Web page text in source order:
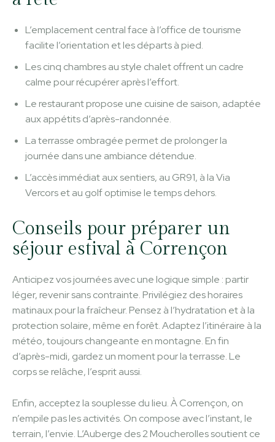
L’emplacement central face à l’office de tourisme
facilite l’orientation et les départs à pied.
Les cinq chambres au style chalet offrent un cadre
calme pour récupérer après l’effort.
Le restaurant propose une cuisine de saison, adaptée
aux appétits d’après-randonnée.
La terrasse ombragée permet de prolonger la
journée dans une ambiance détendue.
L’accès immédiat aux sentiers, au GR91, à la Via
Vercors et au golf optimise le temps dehors.
Conseils pour préparer un
séjour estival à Corrençon
Anticipez vos journées avec une logique simple : partir
léger, revenir sans contrainte. Privilégiez des horaires
matinaux pour la fraîcheur. Pensez à l’hydratation et à la
protection solaire, même en forêt. Adaptez l’itinéraire à la
météo, toujours changeante en montagne. En fin
d’après-midi, gardez un moment pour la terrasse. Le
corps se relâche, l’esprit aussi.
Enfin, acceptez la souplesse du lieu. À Corrençon, on
n’empile pas les activités. On compose avec l’instant, le
terrain, l’envie. L’Auberge des 2 Moucherolles soutient ce